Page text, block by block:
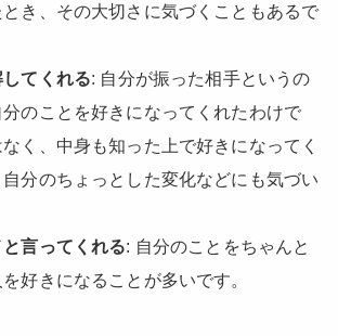
き、その大切さに気づくこともあるで
てくれる: 自分が振った相手というの
のことを好きになってくれたわけで
く、中身も知った上で好きになってく
分のちょっとした変化などにも気づい
言ってくれる: 自分のことをちゃんと
好きになることが多いです。